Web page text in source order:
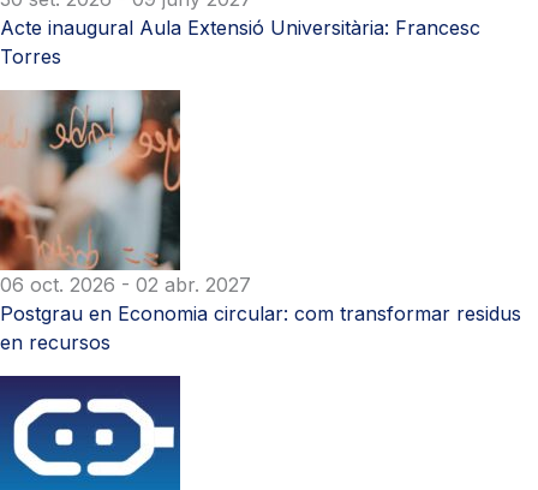
Acte inaugural Aula Extensió Universitària: Francesc
Torres
06 oct. 2026 - 02 abr. 2027
Postgrau en Economia circular: com transformar residus
en recursos